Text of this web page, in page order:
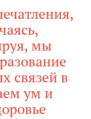
мы
связей в
ум и